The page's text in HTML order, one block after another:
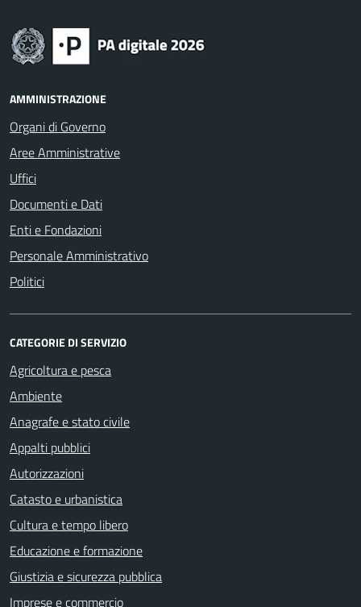
AMMINISTRAZIONE
Organi di Governo
Aree Amministrative
Uffici
Documenti e Dati
Enti e Fondazioni
Personale Amministrativo
Politici
CATEGORIE DI SERVIZIO
Agricoltura e pesca
Ambiente
Anagrafe e stato civile
Appalti pubblici
Autorizzazioni
Catasto e urbanistica
Cultura e tempo libero
Educazione e formazione
Giustizia e sicurezza pubblica
Imprese e commercio